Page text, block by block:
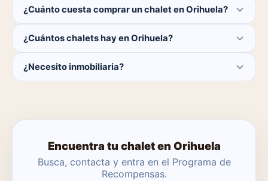
¿Cuánto cuesta comprar un chalet en Orihuela?
de chalets en Orihuela: 1.780.000 €.
¿Cuántos chalets hay en Orihuela?
catálogo se actualiza a diario.
¿Necesito inmobiliaria?
Encuentra tu chalet en Orihuela
Busca, contacta y entra en el Programa de
Recompensas.